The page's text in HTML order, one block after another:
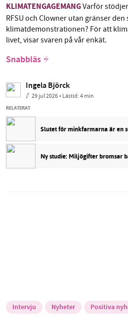
KLIMATENGAGEMANGVarför
RFSU och Clowner utan gränser den
klimatdemonstrationen? För att
livet, visar svaren på vår enkät.
Snabbläs
Ingela Björck
29 jul 2026• Lästid:4 min
RELATERAT
Slutet för minkfarmarna är en
Ny studie: Miljögifter bromsar
Intervju Nyheter Positiva